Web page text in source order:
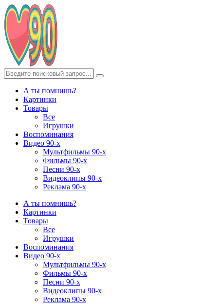
А ты помнишь?
Картинки
Товары
Все
Игрушки
Воспоминания
Видео 90-х
Мультфильмы 90-х
Фильмы 90-х
Песни 90-х
Видеоклипы 90-х
Реклама 90-х
А ты помнишь?
Картинки
Товары
Все
Игрушки
Воспоминания
Видео 90-х
Мультфильмы 90-х
Фильмы 90-х
Песни 90-х
Видеоклипы 90-х
Реклама 90-х